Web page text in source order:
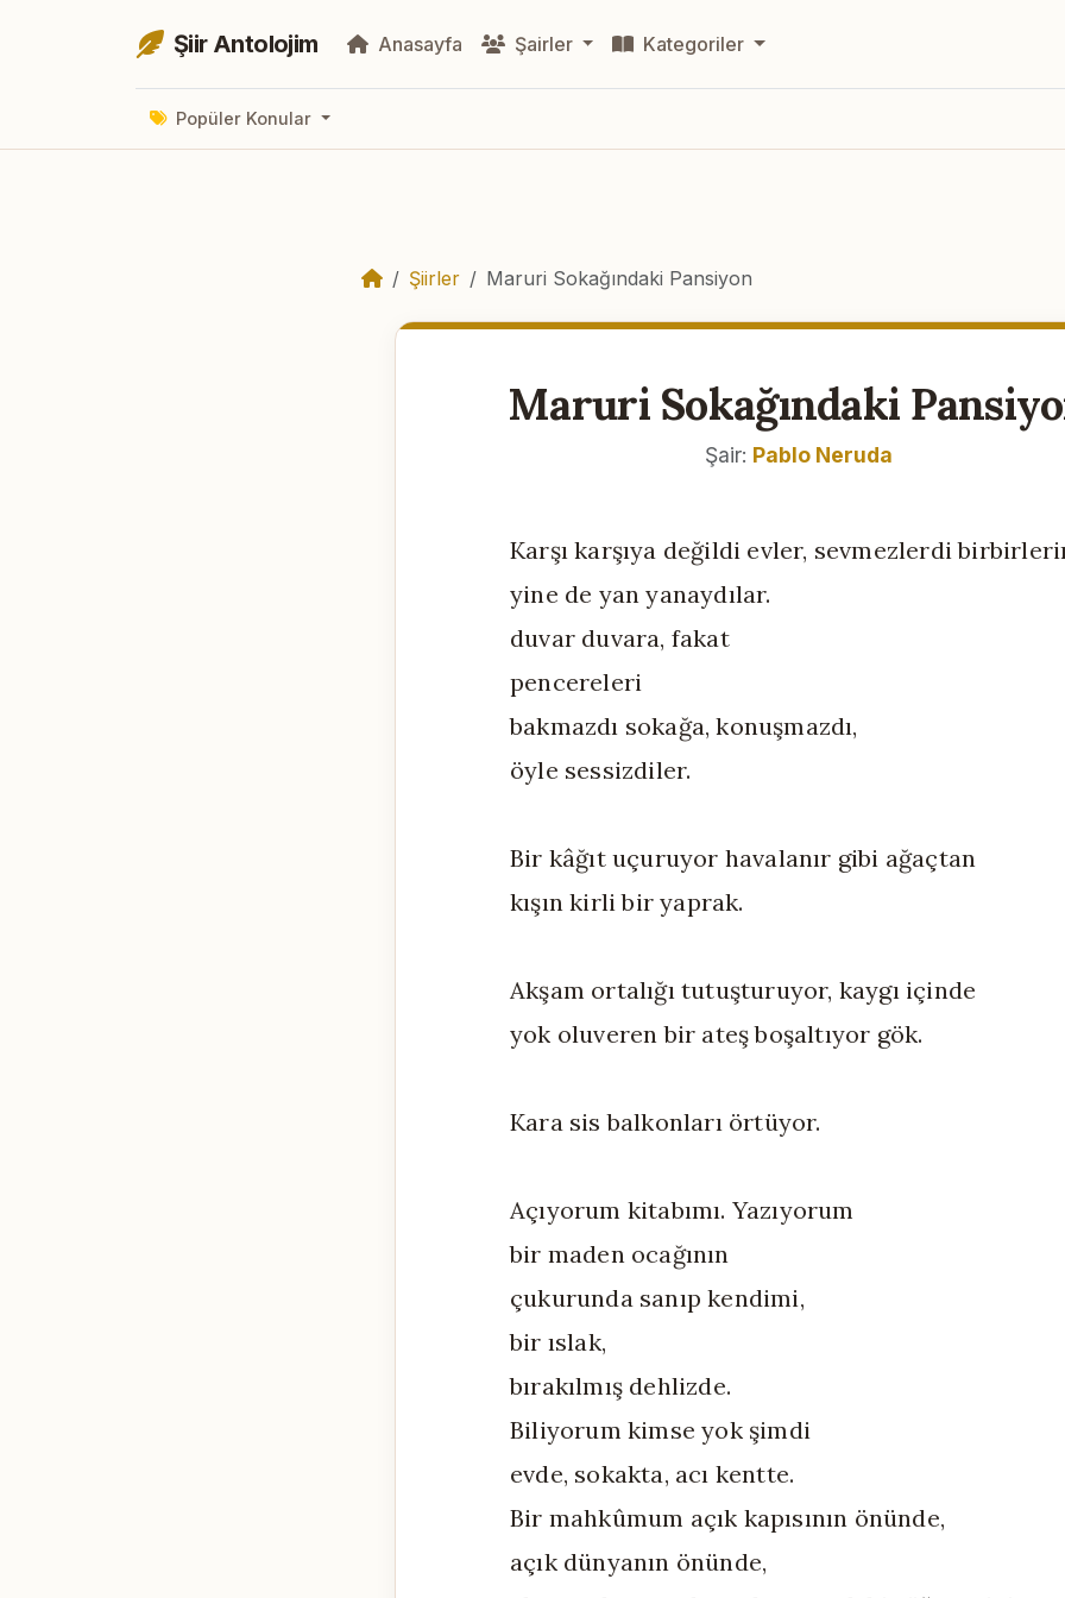
Şiir Antolojim Anasayfa Şairler Kategoriler
Popüler Konular
Şiirler Maruri Sokağındaki Pansiyon
Maruri Sokağındaki
Şair: Pablo Neruda
Karşı karşıya değildi evler, sevmezlerdi
yine de yan yanaydılar.
duvar duvara, fakat
pencereleri
bakmazdı sokağa, konuşmazdı,
öyle sessizdiler.
Bir kâğıt uçuruyor havalanır gibi ağaçtan
kışın kirli bir yaprak.
Akşam ortalığı tutuşturuyor, kaygı içinde
yok oluveren bir ateş boşaltıyor gök.
Kara sis balkonları örtüyor.
Açıyorum kitabımı. Yazıyorum
bir maden ocağının
çukurunda sanıp kendimi,
bir ıslak,
bırakılmış dehlizde.
Biliyorum kimse yok şimdi
evde, sokakta, acı kentte.
Bir mahkûmum açık kapısının önünde,
açık dünyanın önünde,